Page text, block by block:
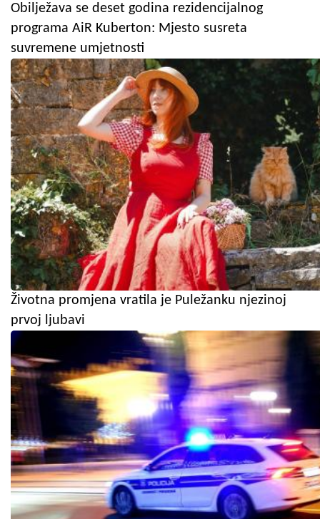
Obilježava se deset godina rezidencijalnog
programa AiR Kuberton: Mjesto susreta
suvremene umjetnosti
Životna promjena vratila je Puležanku njezinoj
prvoj ljubavi